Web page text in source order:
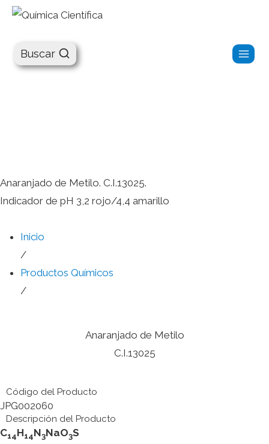
Buscar
Anaranjado de Metilo. C.I.13025.
Indicador de pH 3,2 rojo/4,4 amarillo
Inicio
/
Productos Químicos
/
Anaranjado de Metilo
C.I.13025
Código del Producto
JPG002060
Descripción del Producto
C14H14N3NaO3S